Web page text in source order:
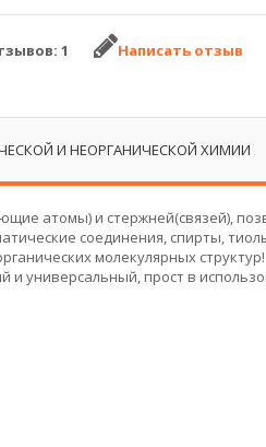
1 Написать отзыв
И НЕОРГАНИЧЕСКОЙ ХИМИИ
атомы) и стержней(связей),
соединения, спирты,
молекулярных
и универсальный, прост в